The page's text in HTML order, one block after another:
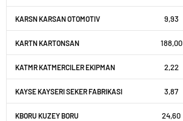
KARSN KARSAN OTOMOTIV 9,93
KARTN KARTONSAN 188,00
KATMR KATMERCILER EKIPMAN 2,22
KAYSE KAYSERI SEKER FABRIKASI 3,87
KBORU KUZEY BORU 24,60